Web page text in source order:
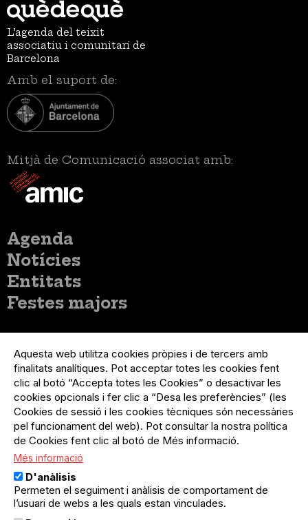
L’agenda del teixit
associatiu i comunitari de
Barcelona
Amb el suport de:
Mitjà de Comunicació associat amb:
Menú
principal
Agenda
Notícies
Entitats
Festes majors
del
compte
d'usuari
Menú
usuari
no
loggat
Registre organització
Menú
Peu
Sobre el projecte
Preguntes freqüents
Contacte
Menú
Legal
Política de privacitat
Avís legal
Política de cookies
Aquesta web utilitza cookies pròpies i de tercers amb
finalitats analítiques. Pot acceptar totes les cookies fent
clic al botó “Accepta totes les Cookies” o desactivar les
cookies opcionals i fer clic a “Desa les preferències” (les
Cookies de sessió i les cookies tècniques són necessàries
pel funcionament del web). Pot consultar la nostra política
de Cookies fent clic al botó de Més informació.
Més informació
D'anàlisis
Permeten el seguiment i anàlisis de comportament de
l’usuari de webs a les quals estan vinculades.